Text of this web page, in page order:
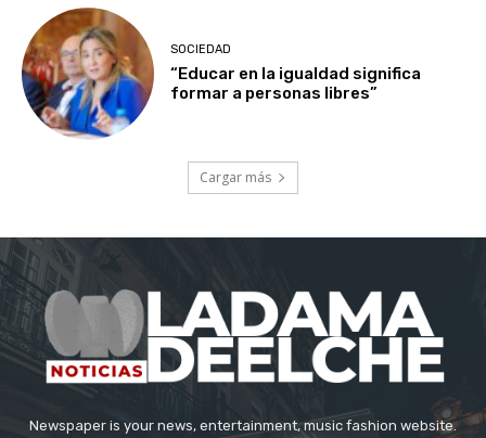
SOCIEDAD
“Educar en la igualdad significa
formar a personas libres”
Cargar más
Newspaper is your news, entertainment, music fashion website.